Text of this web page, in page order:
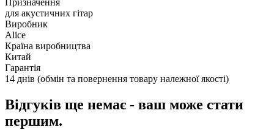
Призначення
для акустичних гітар
Виробник
Alice
Країна виробництва
Китай
Гарантія
14 днів (обмін та повернення товару належної якості)
Відгуків ще немає - ваш може стати
першим.